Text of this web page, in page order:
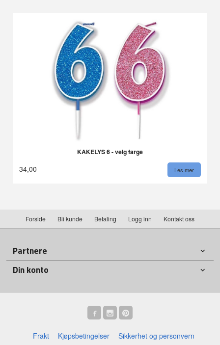
KAKELYS 6 - velg farge
34,00 Les mer
Forside Bli kunde Betaling Logg inn Kontakt oss
Partnere
Din konto
Frakt Kjøpsbetingelser Sikkerhet og personvern